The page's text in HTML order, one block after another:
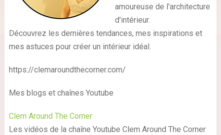
amoureuse de l'architecture
d'intérieur.
Découvrez les dernières tendances, mes inspirations et
mes astuces pour créer un intérieur idéal.
https://clemaroundthecorner.com/
Mes blogs et chaînes Youtube
Clem Around The Corner
Les vidéos de la chaîne Youtube Clem Around The Corner